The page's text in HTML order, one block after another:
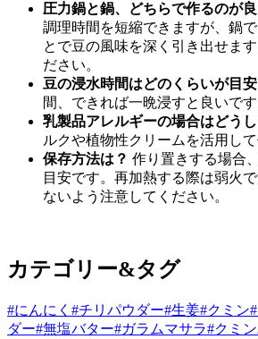
圧力鍋と鍋、どちらで作るのが
調理時間を短縮できますが、鍋
とで豆の風味を深く引き出せま
ださい。
豆の浸水時間はどのくらいが目
間、できれば一晩浸すと良いです
乳製品アレルギーの場合はどう
ルクや植物性クリームを活用して
保存方法は？ 作り置きする場合
目安です。再加熱する際は弱火
ないよう注意してください。
カテゴリー&タグ
#にんにく #チリパウダー#生姜#クミン
ダー#無塩バター#ガラムマサラ#クミ